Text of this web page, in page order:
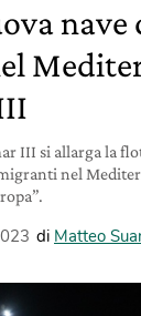
nave
III si allarga la
nel
di Matteo